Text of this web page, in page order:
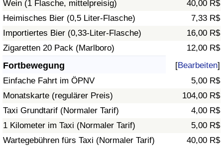
Wein (1 Flasche, mittelpreisig)
40,00 R$
Heimisches Bier (0,5 Liter-Flasche)
7,33 R$
Importiertes Bier (0,33-Liter-Flasche)
16,00 R$
Zigaretten 20 Pack (Marlboro)
12,00 R$
Fortbewegung [Bearbeiten]
Einfache Fahrt im ÖPNV
5,00 R$
Monatskarte (regulärer Preis)
104,00 R$
Taxi Grundtarif (Normaler Tarif)
4,00 R$
1 Kilometer im Taxi (Normaler Tarif)
5,00 R$
Wartegebühren fürs Taxi (Normaler Tarif)
40,00 R$
Verkehrs-Index (aktuell)
Verkehrs-Index nach Land